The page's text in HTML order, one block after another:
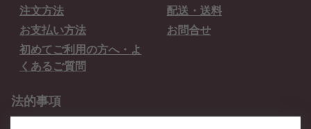
注文方法
配送・送料
お支払い方法
お問合せ
初めてご利用の方へ・よ
くあるご質問
法的事項